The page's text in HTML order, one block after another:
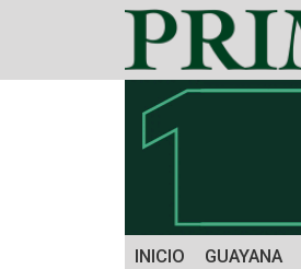
INICIO GUAYANA